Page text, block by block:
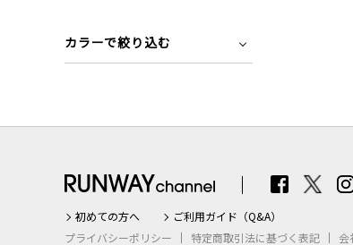
カラーで絞り込む
初めての方へ
ご利用ガイド（Q&A）
プライバシーポリシー
特定商取引法に基づく表記 会